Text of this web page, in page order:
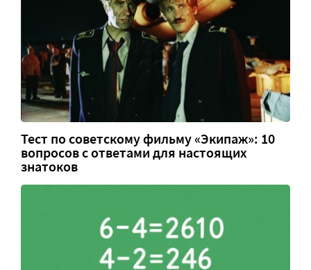
Тест по советскому фильму «Экипаж»: 10
вопросов с ответами для настоящих
знатоков